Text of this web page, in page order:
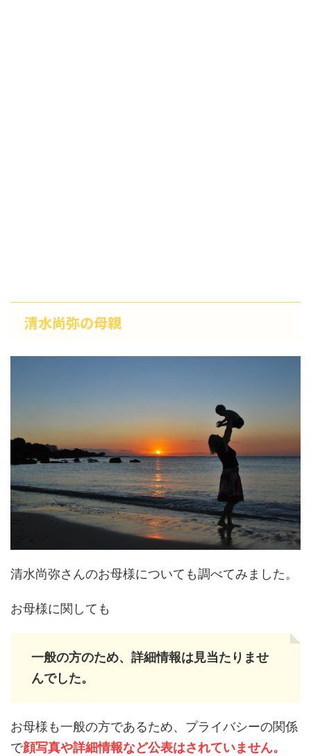
清水尚弥の母親
清水尚弥さんのお母様についても調べてみました。
お母様に関しても
一般の方のため、詳細情報は見当たりませ
んでした。
お母様も一般の方であるため、プライバシーの関係
で顔写真や詳細情報など公表はされていません。